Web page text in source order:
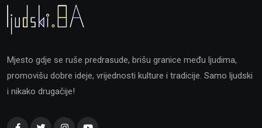
Mjesto gdje se ruše predrasude, brišu granice među ljudima,
promovišu dobre ideje, vrijednosti kulture i tradicije. Samo ljudski
i nikako drugačije!